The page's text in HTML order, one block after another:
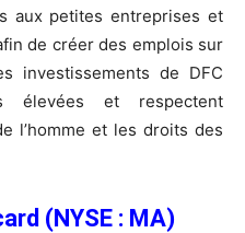
aux petites entreprises et
de créer des emplois sur
investissements de DFC
élevées et respectent
l’homme et les droits des
(NYSE : MA)